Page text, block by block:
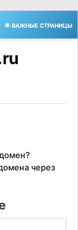
🌟 ВАЖНЫЕ СТРАНИЦЫ
через